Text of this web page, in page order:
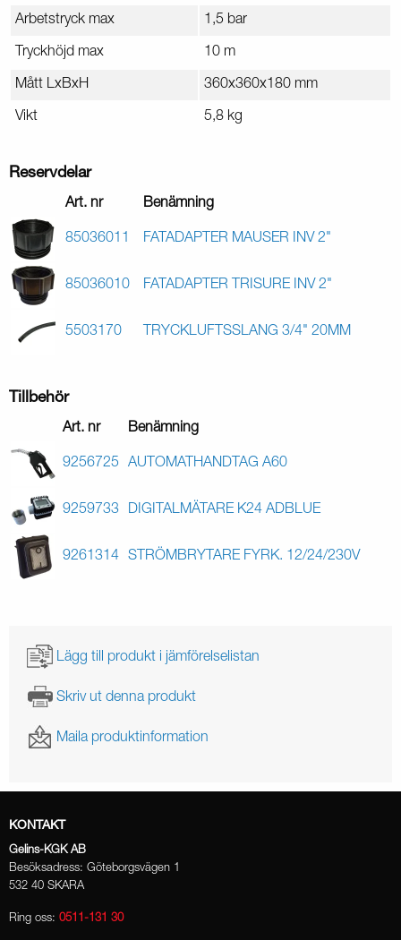
Arbetstryck max 1,5 bar
Tryckhöjd max 10 m
Mått LxBxH 360x360x180 mm
Vikt 5,8 kg
Reservdelar
Art. nr Benämning
85036011 FATADAPTER MAUSER INV 2"
85036010 FATADAPTER TRISURE INV 2"
5503170 TRYCKLUFTSSLANG 3/4" 20MM
Tillbehör
Art. nr Benämning
9256725 AUTOMATHANDTAG A60
9259733 DIGITALMÄTARE K24 ADBLUE
9261314 STRÖMBRYTARE FYRK. 12/24/230V
Lägg till produkt i jämförelselistan
Skriv ut denna produkt
Maila produktinformation
KONTAKT
Gelins-KGK AB
Besöksadress: Göteborgsvägen 1
532 40 SKARA
Ring oss: 0511-131 30